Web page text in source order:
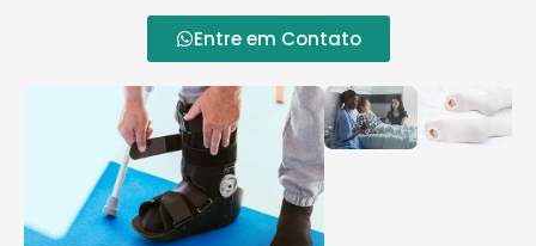
Entre em Contato